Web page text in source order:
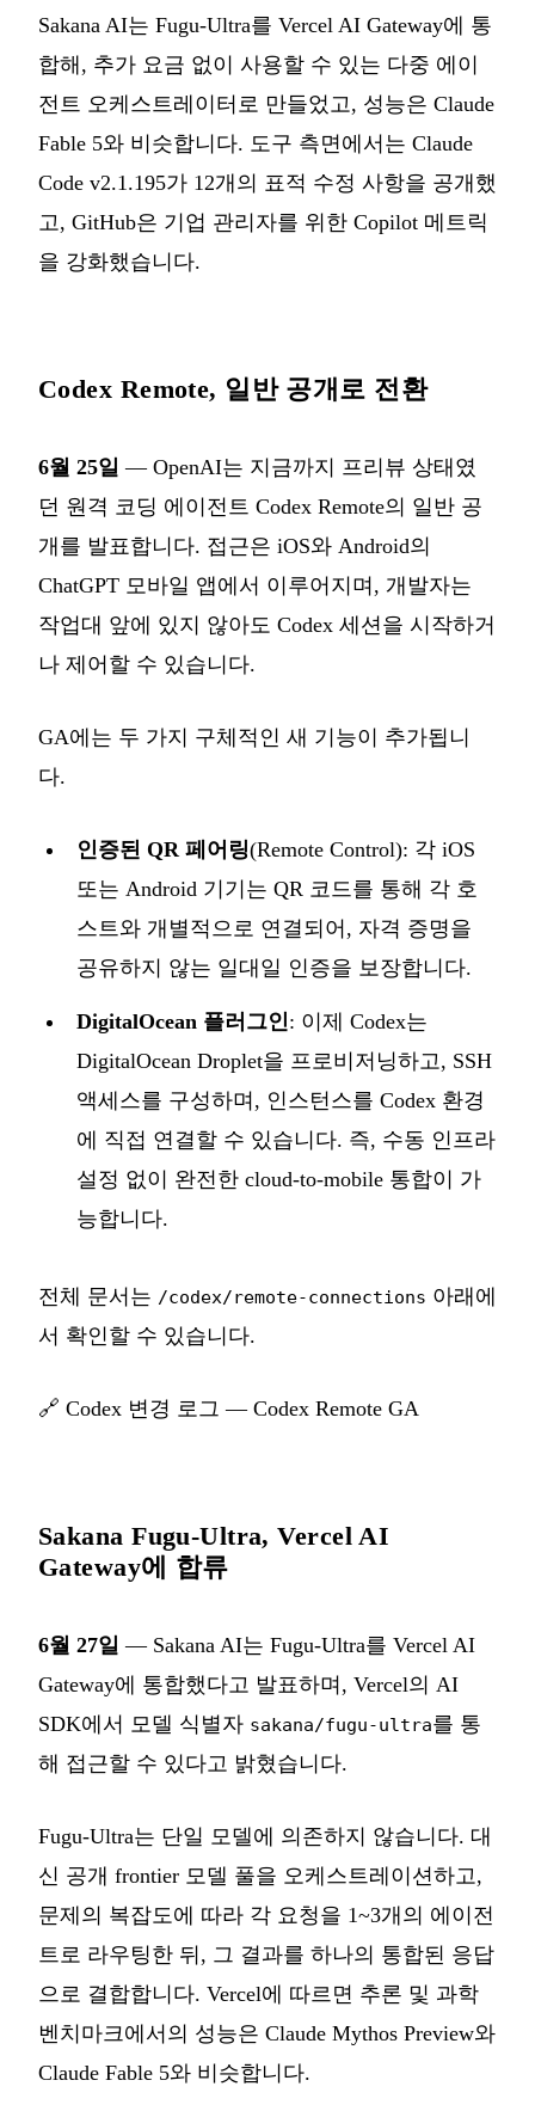
Sakana AI는 Fugu-Ultra를 Vercel AI Gateway에 통
합해, 추가 요금 없이 사용할 수 있는 다중 에이
전트 오케스트레이터로 만들었고, 성능은 Claude
Fable 5와 비슷합니다. 도구 측면에서는 Claude
Code v2.1.195가 12개의 표적 수정 사항을 공개했
고, GitHub은 기업 관리자를 위한 Copilot 메트릭
을 강화했습니다.
Codex Remote, 일반 공개로 전환
6월 25일 — OpenAI는 지금까지 프리뷰 상태였
던 원격 코딩 에이전트 Codex Remote의 일반 공
개를 발표합니다. 접근은 iOS와 Android의
ChatGPT 모바일 앱에서 이루어지며, 개발자는
작업대 앞에 있지 않아도 Codex 세션을 시작하거
나 제어할 수 있습니다.
GA에는 두 가지 구체적인 새 기능이 추가됩니
다.
인증된 QR 페어링(Remote Control): 각 iOS
또는 Android 기기는 QR 코드를 통해 각 호
스트와 개별적으로 연결되어, 자격 증명을
공유하지 않는 일대일 인증을 보장합니다.
DigitalOcean 플러그인: 이제 Codex는
DigitalOcean Droplet을 프로비저닝하고, SSH
액세스를 구성하며, 인스턴스를 Codex 환경
에 직접 연결할 수 있습니다. 즉, 수동 인프라
설정 없이 완전한 cloud-to-mobile 통합이 가
능합니다.
전체 문서는 /codex/remote-connections 아래에
서 확인할 수 있습니다.
🔗 Codex 변경 로그 — Codex Remote GA
Sakana Fugu-Ultra, Vercel AI
Gateway에 합류
6월 27일 — Sakana AI는 Fugu-Ultra를 Vercel AI
Gateway에 통합했다고 발표하며, Vercel의 AI
SDK에서 모델 식별자 sakana/fugu-ultra를 통
해 접근할 수 있다고 밝혔습니다.
Fugu-Ultra는 단일 모델에 의존하지 않습니다. 대
신 공개 frontier 모델 풀을 오케스트레이션하고,
문제의 복잡도에 따라 각 요청을 1~3개의 에이전
트로 라우팅한 뒤, 그 결과를 하나의 통합된 응답
으로 결합합니다. Vercel에 따르면 추론 및 과학
벤치마크에서의 성능은 Claude Mythos Preview와
Claude Fable 5와 비슷합니다.